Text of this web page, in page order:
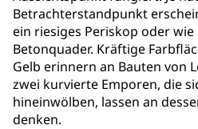
Betrachterstandpunkt
ein riesiges Periskop oder
Betonquader. Kräftige
Gelb erinnern an Bauten von
zwei kurvierte Emporen, die
hineinwölben, lassen an
denken.